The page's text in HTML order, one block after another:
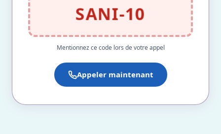
SANI-10
Mentionnez ce code lors de votre appel
Appeler maintenant